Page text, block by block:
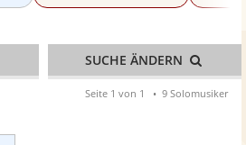
SUCHE ÄNDERN
Seite 1 von 1 9 Solomusiker